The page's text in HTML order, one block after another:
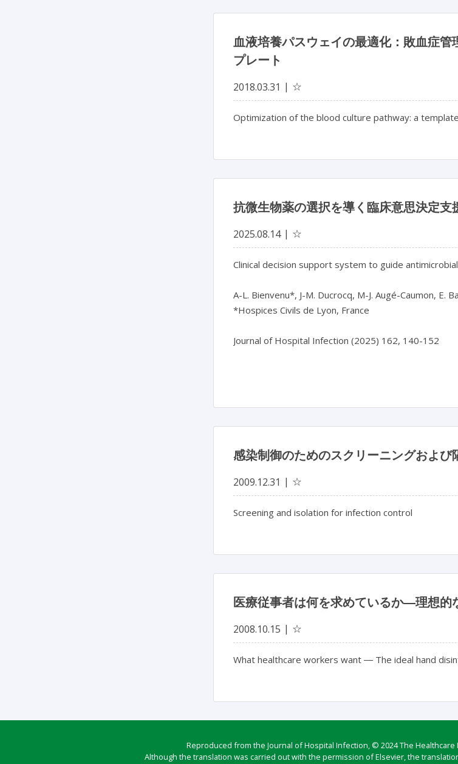
血液培養パスウェイの最適化：敗血症
プレート
2018.03.31 ☆
Optimization of the blood culture pathway: a
抗微生物薬の選択を導く臨床意思決定
2025.08.14 ☆
Clinical decision support system to guide
A-L. Bienvenu*, J-M. Ducrocq, M-J. Augé-Caumon, E.
*Hospices Civils de Lyon, France
Journal of Hospital Infection (2025) 162, 140-152
感染制御のためのスクリーニングおよ
2009.12.31 ☆
Screening and isolation for infection control
医療従事者は何を求めているか―理想
2008.10.15 ☆
What healthcare workers want ― The ideal hand
Reproduced from the Journal of Hospital Infection, © 2024 The
Although the translation was carried out with the permission of Elsevier, the